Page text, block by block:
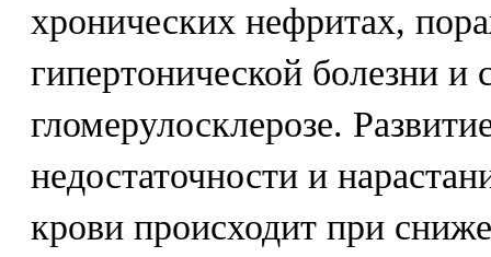
хронических нефритах,
гипертонической болезни и
гломерулосклерозе.
недостаточности и
крови происходит при